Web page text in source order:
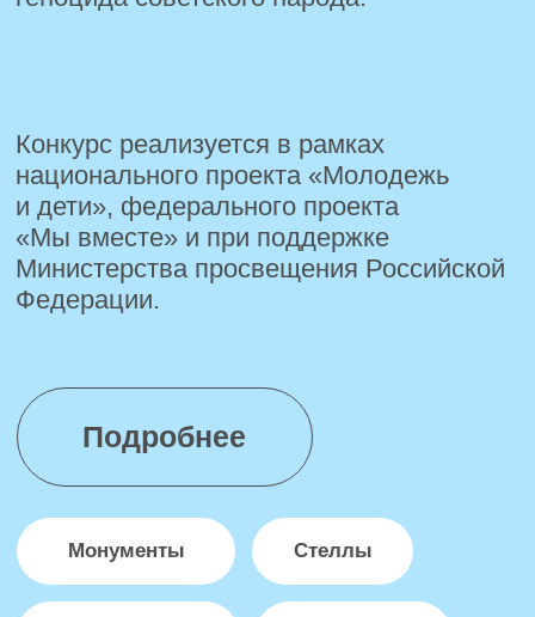
Танковые колонны и артиллерийские установки
Места, увековечивающие память о жертвах геноцида
советского народа
Глоссарий исторических мест